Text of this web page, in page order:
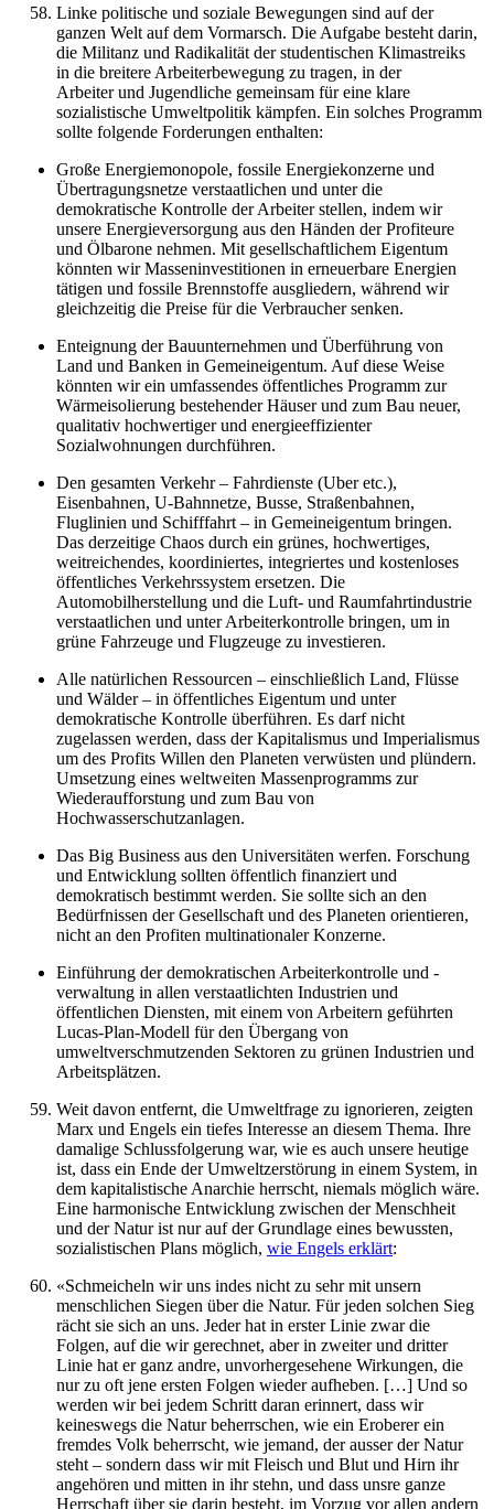
Linke politische und soziale Bewegungen sind auf der
ganzen Welt auf dem Vormarsch. Die Aufgabe besteht darin,
die Militanz und Radikalität der studentischen Klimastreiks
in die breitere Arbeiterbewegung zu tragen, in der
Arbeiter und Jugendliche gemeinsam für eine klare
sozialistische Umweltpolitik kämpfen. Ein solches Programm
sollte folgende Forderungen enthalten:
Große Energiemonopole, fossile Energiekonzerne und
Übertragungsnetze verstaatlichen und unter die
demokratische Kontrolle der Arbeiter stellen, indem wir
unsere Energieversorgung aus den Händen der Profiteure
und Ölbarone nehmen. Mit gesellschaftlichem Eigentum
könnten wir Masseninvestitionen in erneuerbare Energien
tätigen und fossile Brennstoffe ausgliedern, während wir
gleichzeitig die Preise für die Verbraucher senken.
Enteignung der Bauunternehmen und Überführung von
Land und Banken in Gemeineigentum. Auf diese Weise
könnten wir ein umfassendes öffentliches Programm zur
Wärmeisolierung bestehender Häuser und zum Bau neuer,
qualitativ hochwertiger und energieeffizienter
Sozialwohnungen durchführen.
Den gesamten Verkehr – Fahrdienste (Uber etc.),
Eisenbahnen, U-Bahnnetze, Busse, Straßenbahnen,
Fluglinien und Schifffahrt – in Gemeineigentum bringen.
Das derzeitige Chaos durch ein grünes, hochwertiges,
weitreichendes, koordiniertes, integriertes und kostenloses
öffentliches Verkehrssystem ersetzen. Die
Automobilherstellung und die Luft- und Raumfahrtindustrie
verstaatlichen und unter Arbeiterkontrolle bringen, um in
grüne Fahrzeuge und Flugzeuge zu investieren.
Alle natürlichen Ressourcen – einschließlich Land, Flüsse
und Wälder – in öffentliches Eigentum und unter
demokratische Kontrolle überführen. Es darf nicht
zugelassen werden, dass der Kapitalismus und Imperialismus
um des Profits Willen den Planeten verwüsten und plündern.
Umsetzung eines weltweiten Massenprogramms zur
Wiederaufforstung und zum Bau von
Hochwasserschutzanlagen.
Das Big Business aus den Universitäten werfen. Forschung
und Entwicklung sollten öffentlich finanziert und
demokratisch bestimmt werden. Sie sollte sich an den
Bedürfnissen der Gesellschaft und des Planeten orientieren,
nicht an den Profiten multinationaler Konzerne.
Einführung der demokratischen Arbeiterkontrolle und -
verwaltung in allen verstaatlichten Industrien und
öffentlichen Diensten, mit einem von Arbeitern geführten
Lucas-Plan-Modell für den Übergang von
umweltverschmutzenden Sektoren zu grünen Industrien und
Arbeitsplätzen.
Weit davon entfernt, die Umweltfrage zu ignorieren, zeigten
Marx und Engels ein tiefes Interesse an diesem Thema. Ihre
damalige Schlussfolgerung war, wie es auch unsere heutige
ist, dass ein Ende der Umweltzerstörung in einem System, in
dem kapitalistische Anarchie herrscht, niemals möglich wäre.
Eine harmonische Entwicklung zwischen der Menschheit
und der Natur ist nur auf der Grundlage eines bewussten,
sozialistischen Plans möglich, wie Engels erklärt:
«Schmeicheln wir uns indes nicht zu sehr mit unsern
menschlichen Siegen über die Natur. Für jeden solchen Sieg
rächt sie sich an uns. Jeder hat in erster Linie zwar die
Folgen, auf die wir gerechnet, aber in zweiter und dritter
Linie hat er ganz andre, unvorhergesehene Wirkungen, die
nur zu oft jene ersten Folgen wieder aufheben. […] Und so
werden wir bei jedem Schritt daran erinnert, dass wir
keineswegs die Natur beherrschen, wie ein Eroberer ein
fremdes Volk beherrscht, wie jemand, der ausser der Natur
steht – sondern dass wir mit Fleisch und Blut und Hirn ihr
angehören und mitten in ihr stehn, und dass unsre ganze
Herrschaft über sie darin besteht, im Vorzug vor allen andern